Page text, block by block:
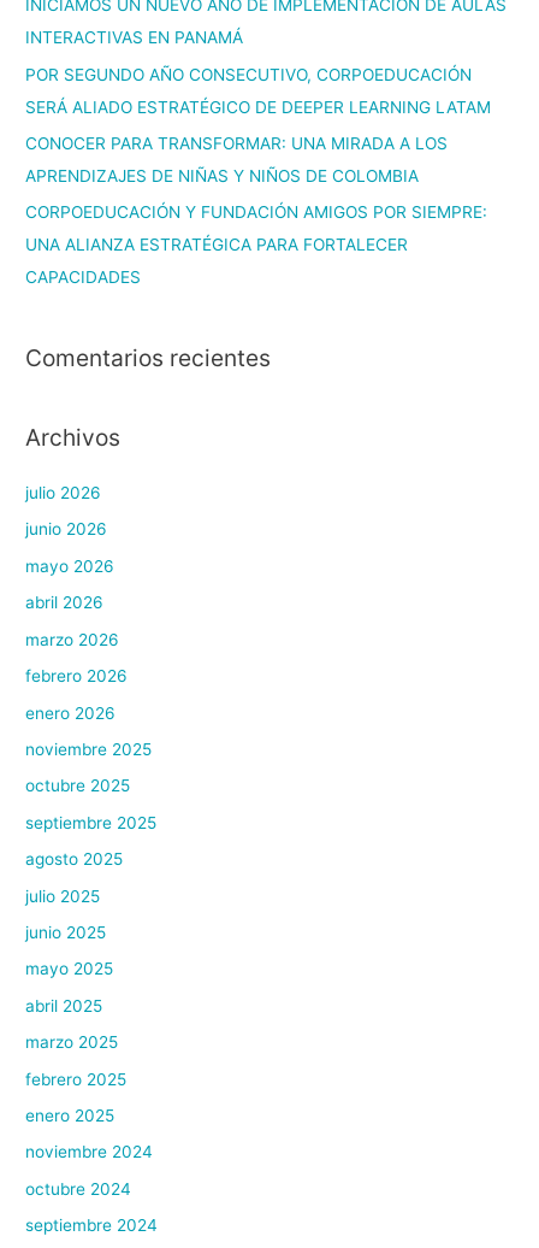
INICIAMOS UN NUEVO AÑO DE IMPLEMENTACIÓN DE AULAS
INTERACTIVAS EN PANAMÁ
POR SEGUNDO AÑO CONSECUTIVO, CORPOEDUCACIÓN
SERÁ ALIADO ESTRATÉGICO DE DEEPER LEARNING LATAM
CONOCER PARA TRANSFORMAR: UNA MIRADA A LOS
APRENDIZAJES DE NIÑAS Y NIÑOS DE COLOMBIA
CORPOEDUCACIÓN Y FUNDACIÓN AMIGOS POR SIEMPRE:
UNA ALIANZA ESTRATÉGICA PARA FORTALECER
CAPACIDADES
Comentarios recientes
Archivos
julio 2026
junio 2026
mayo 2026
abril 2026
marzo 2026
febrero 2026
enero 2026
noviembre 2025
octubre 2025
septiembre 2025
agosto 2025
julio 2025
junio 2025
mayo 2025
abril 2025
marzo 2025
febrero 2025
enero 2025
noviembre 2024
octubre 2024
septiembre 2024